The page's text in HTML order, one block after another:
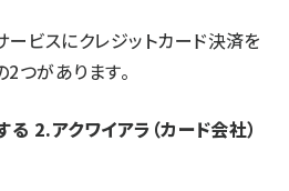
ービスにクレジットカード決済を
つがあります。
2.アクワイアラ（カード会社）